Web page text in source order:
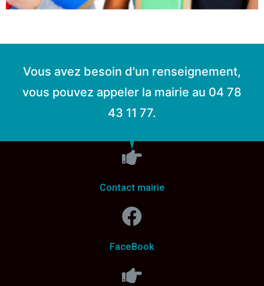
Vous avez besoin d'un renseignement,
vous pouvez appeler la mairie au 04 78
43 11 77.
Contact mairie
FaceBook